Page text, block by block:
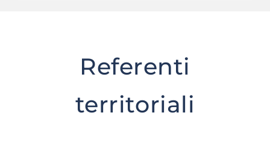
Referenti
territoriali